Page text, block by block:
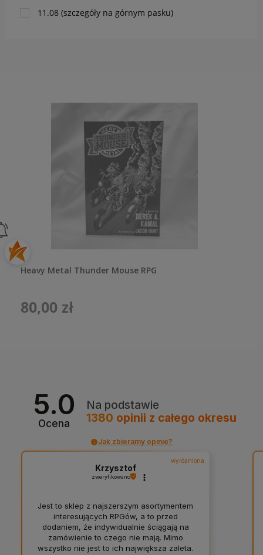
11.08 (szczegóły na górnym pasku)
Heavy Metal Thunder Mouse RPG
80,00 zł
5.0
Ocena
Na podstawie
1380 opinii z całego okresu
Jak zbieramy opinie?
wyróżniona
Krzysztof
zweryfikowano
Jest to sklep z najszerszym asortymentem
interesujących RPGów, a to przed
dodaniem, że indywidualnie ściągają na
zamówienie to czego nie mają. Mimo
wszystko nie jest to ich największa zaleta.